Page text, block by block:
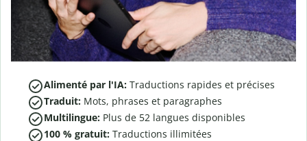
Alimenté par l'IA: Traductions rapides et précises
Traduit: Mots, phrases et paragraphes
Multilingue: Plus de 52 langues disponibles
100 % gratuit: Traductions illimitées